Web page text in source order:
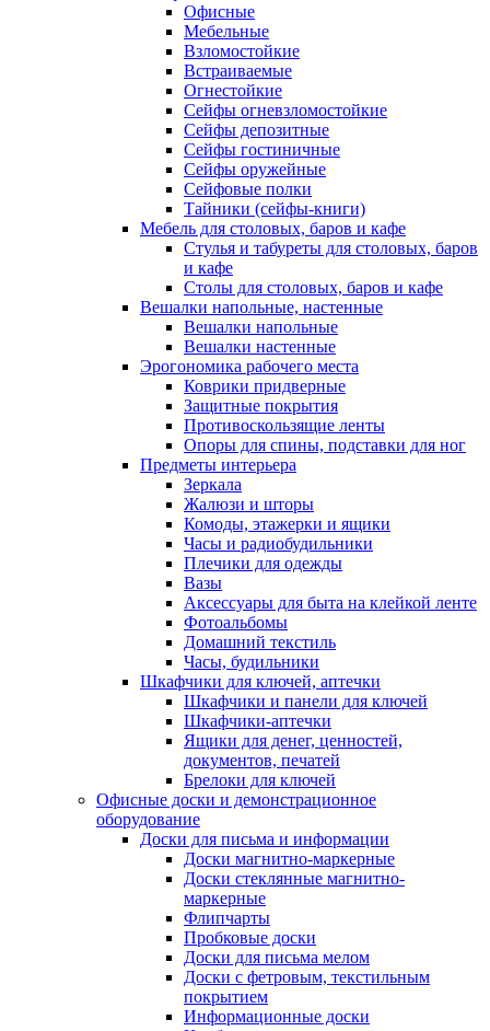
Офисные
Мебельные
Взломостойкие
Встраиваемые
Огнестойкие
Сейфы огневзломостойкие
Сейфы депозитные
Сейфы гостиничные
Сейфы оружейные
Сейфовые полки
Тайники (сейфы-книги)
Мебель для столовых, баров и кафе
Стулья и табуреты для столовых, баров
и кафе
Столы для столовых, баров и кафе
Вешалки напольные, настенные
Вешалки напольные
Вешалки настенные
Эрогономика рабочего места
Коврики придверные
Защитные покрытия
Противоскользящие ленты
Опоры для спины, подставки для ног
Предметы интерьера
Зеркала
Жалюзи и шторы
Комоды, этажерки и ящики
Часы и радиобудильники
Плечики для одежды
Вазы
Аксессуары для быта на клейкой ленте
Фотоальбомы
Домашний текстиль
Часы, будильники
Шкафчики для ключей, аптечки
Шкафчики и панели для ключей
Шкафчики-аптечки
Ящики для денег, ценностей,
документов, печатей
Брелоки для ключей
Офисные доски и демонстрационное
оборудование
Доски для письма и информации
Доски магнитно-маркерные
Доски стеклянные магнитно-
маркерные
Флипчарты
Пробковые доски
Доски для письма мелом
Доски с фетровым, текстильным
покрытием
Информационные доски